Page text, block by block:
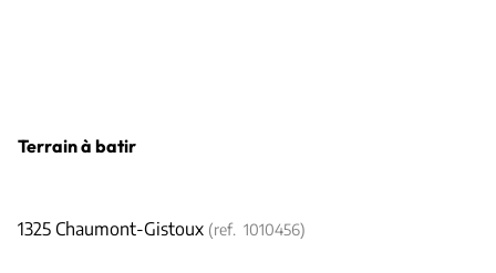
Terrain à batir
1325 Chaumont-Gistoux (ref. 1010456)